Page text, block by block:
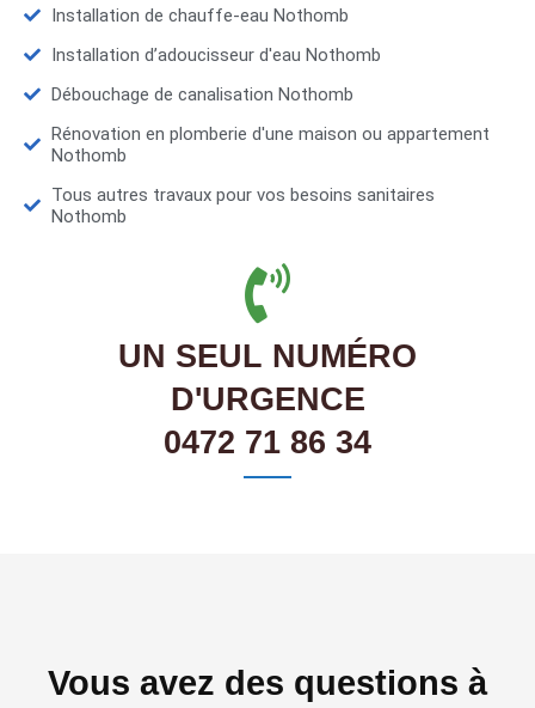
Installation de chauffe-eau Nothomb
Installation d’adoucisseur d'eau Nothomb
Débouchage de canalisation Nothomb
Rénovation en plomberie d'une maison ou appartement
Nothomb
Tous autres travaux pour vos besoins sanitaires
Nothomb
UN SEUL NUMÉRO
D'URGENCE
0472 71 86 34
Vous avez des questions à